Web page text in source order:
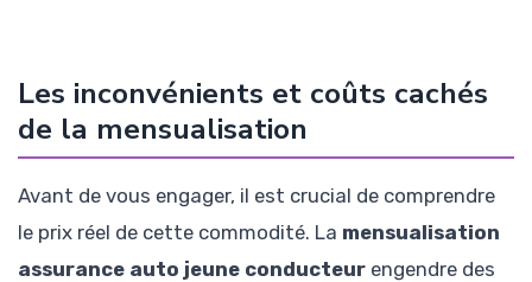
Les inconvénients et coûts cachés
de la mensualisation
Avant de vous engager, il est crucial de comprendre
le prix réel de cette commodité. La mensualisation
assurance auto jeune conducteur engendre des